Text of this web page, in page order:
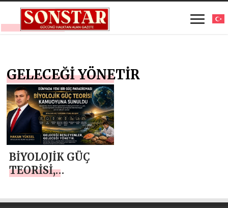
GELECEĞİ YÖNETİR
BİYOLOJİK GÜÇ
TEORİSİ,
BİR GÜÇ